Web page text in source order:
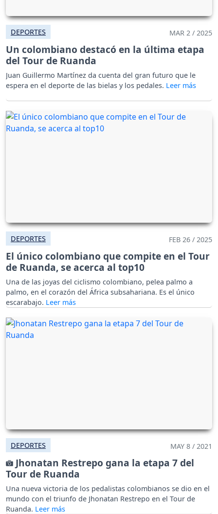
DEPORTES MAR 2 / 2025
Un colombiano destacó en la última etapa
del Tour de Ruanda
Juan Guillermo Martínez da cuenta del gran futuro que le
espera en el deporte de las bielas y los pedales.
DEPORTES FEB 26 / 2025
El único colombiano que compite en el Tour
de Ruanda, se acerca al top10
Una de las joyas del ciclismo colombiano, pelea palmo a
palmo, en el corazón del África subsahariana. Es el único
escarabajo.
DEPORTES MAY 8 / 2021
Jhonatan Restrepo gana la etapa 7 del
Tour de Ruanda
Una nueva victoria de los pedalistas colombianos se dio en el
mundo con el triunfo de Jhonatan Restrepo en el Tour de
Ruanda.